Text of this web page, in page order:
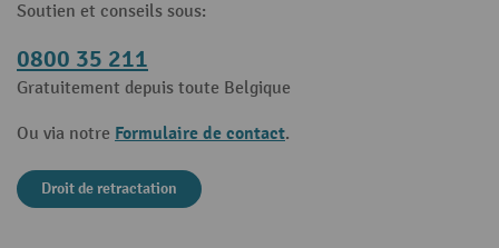
Soutien et conseils sous:
0800 35 211
Gratuitement depuis toute Belgique
Ou via notre Formulaire de contact.
Droit de retractation